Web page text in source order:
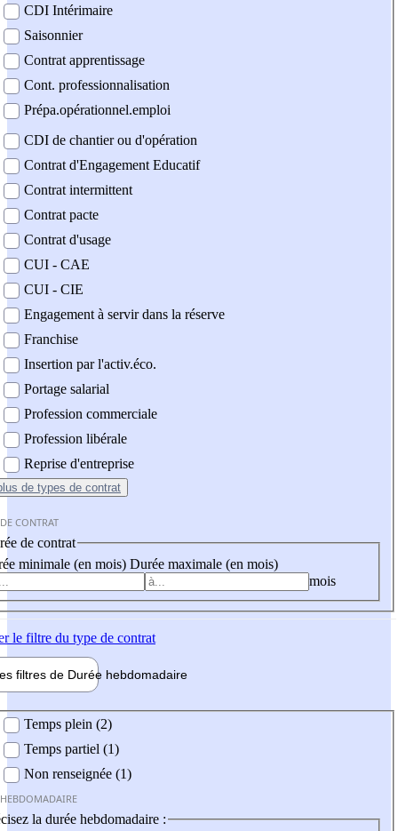
CDI Intérimaire
Saisonnier
Contrat apprentissage
Cont. professionnalisation
Prépa.opérationnel.emploi
CDI de chantier ou d'opération
Contrat d'Engagement Educatif
Contrat intermittent
Contrat pacte
Contrat d'usage
CUI - CAE
CUI - CIE
Engagement à servir dans la réserve
Franchise
Insertion par l'activ.éco.
Portage salarial
Profession commerciale
Profession libérale
Reprise d'entreprise
de types de contrat
CONTRAT
de contrat
minimale (en mois) Durée maximale (en mois)
mois
le filtre du type de contrat
filtres de Durée hebdomadaire
Temps plein (2)
Temps partiel (1)
Non renseignée (1)
la durée hebdomadaire :